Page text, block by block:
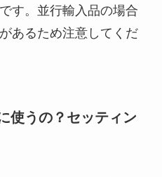
す。並行輸入品の場合
あるため注意してくだ
使うの？セッティン